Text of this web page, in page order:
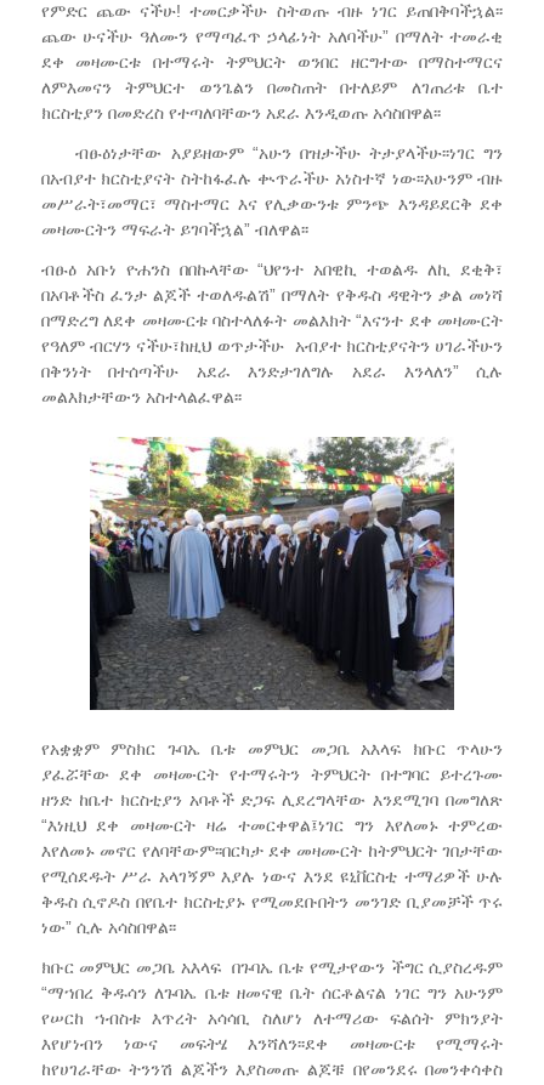
የምድር ጨው ናችሁ! ተመርቃችሁ ስትወጡ ብዙ ነገር ይጠበቅባችኋል፡፡
ጨው ሁናችሁ ዓለሙን የማጣፈጥ ኃላፊነት አለባችሁ” በማለት ተመራቂ
ደቀ መዛሙርቱ በተማሩት ትምህርት ወንበር ዘርግተው በማስተማርና
ለምእመናን ትምህርተ ወንጌልን በመስጠት በተለይም ለገጠሪቱ ቤተ
ክርስቲያን በመድረስ የተጣለባቸውን አደራ እንዲወጡ አሳስበዋል፡፡
ብፁዕነታቸው አያይዘውም “አሁን በዝታችሁ ትታያላችሁ፡፡ነገር ግን
በአብያተ ክርስቲያናት ስትከፋፈሉ ቊጥራችሁ አነስተኛ ነው፡፡አሁንም ብዙ
መሥራት፣መማር፣ ማስተማር እና የሊቃውንቱ ምንጭ እንዳይደርቅ ደቀ
መዛሙርትን ማፍራት ይገባችኋል” ብለዋል፡፡
ብፁዕ አቡነ ዮሐንስ በበኩላቸው “ህየንተ አበዊኪ ተወልዱ ለኪ ደቂቅ፣
በአባቶችስ ፈንታ ልጆች ተወለዱልሽ” በማለት የቅዱስ ዳዊትን ቃል መነሻ
በማድረግ ለደቀ መዛሙርቱ ባስተላለፉት መልእክት “እናንተ ደቀ መዛሙርት
የዓለም ብርሃን ናችሁ፣ከዚህ ወጥታችሁ አብያተ ክርስቲያናትን ሀገራችሁን
በቅንነት በተሰጣችሁ አደራ እንድታገለግሉ አደራ እንላለን” ሲሉ
መልእክታቸውን አስተላልፈዋል፡፡
የአቋቋም ምስክር ጉባኤ ቤቱ መምህር መጋቤ አእላፍ ክቡር ጥላሁን
ያፈሯቸው ደቀ መዛሙርት የተማሩትን ትምህርት በተግባር ይተረጉሙ
ዘንድ ከቤተ ክርስቲያን አባቶች ድጋፍ ሊደረግላቸው እንደሚገባ በመግለጽ
“እነዚህ ደቀ መዛሙርት ዛሬ ተመርቀዋል፤ነገር ግን እየለመኑ ተምረው
እየለመኑ መኖር የለባቸውም፡፡በርካታ ደቀ መዛሙርት ከትምህርት ገበታቸው
የሚሰደዱት ሥራ አላገኝም እያሉ ነውና እንደ ዩኒቨርስቲ ተማሪዎች ሁሉ
ቅዱስ ሲኖዶስ በየቤተ ክርስቲያኑ የሚመደቡበትን መንገድ ቢያመቻች ጥሩ
ነው” ሲሉ አሳስበዋል፡፡
ክቡር መምህር መጋቤ አእላፍ በጉባኤ ቤቱ የሚታየውን ችግር ሲያስረዱም
“ማኀበረ ቅዱሳን ለጉባኤ ቤቱ ዘመናዊ ቤት ሰርቶልናል ነገር ግን አሁንም
የሠርከ ኀብስቱ እጥረት አሳሳቢ ስለሆነ ለተማሪው ፍልሰት ምክንያት
እየሆነብን ነውና መፍትሄ እንሻለን፡፡ደቀ መዛሙርቱ የሚማሩት
ከየሀገራቸው ትንንሽ ልጆችን እያስመጡ ልጆቹ በየመንደሩ በመንቀሳቀስ